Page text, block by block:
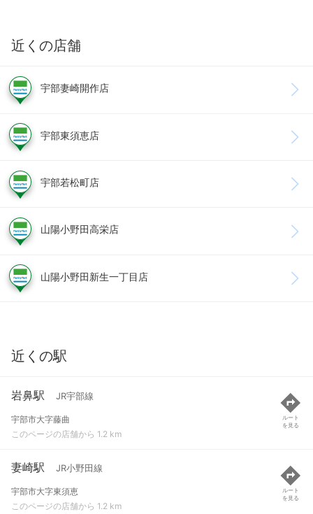
近くの店舗
宇部妻崎開作店
宇部東須恵店
宇部若松町店
山陽小野田高栄店
山陽小野田新生一丁目店
近くの駅
岩鼻駅 JR宇部線
宇部市大字藤曲
このページの店舗から 1.2 km
ルート
を見る
妻崎駅 JR小野田線
宇部市大字東須恵
このページの店舗から 1.2 km
ルート
を見る